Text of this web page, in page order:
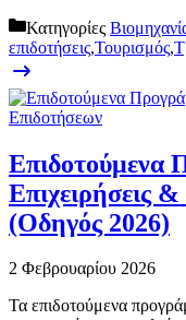
Κατηγορίες
επιδοτήσεις,Τουρισμός,
Επιδοτούμενα
Επιχειρήσεις
(Οδηγός 2026)
2 Φεβρουαρίου 2026
Τα επιδοτούμενα